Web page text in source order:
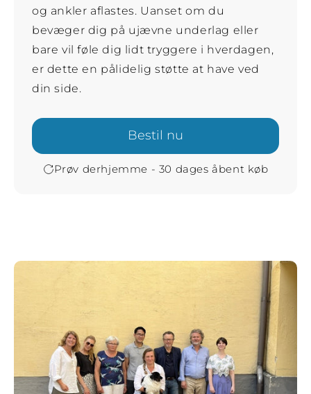
og ankler aflastes. Uanset om du
bevæger dig på ujævne underlag eller
bare vil føle dig lidt tryggere i hverdagen,
er dette en pålidelig støtte at have ved
din side.
Bestil nu
Prøv derhjemme - 30 dages åbent køb